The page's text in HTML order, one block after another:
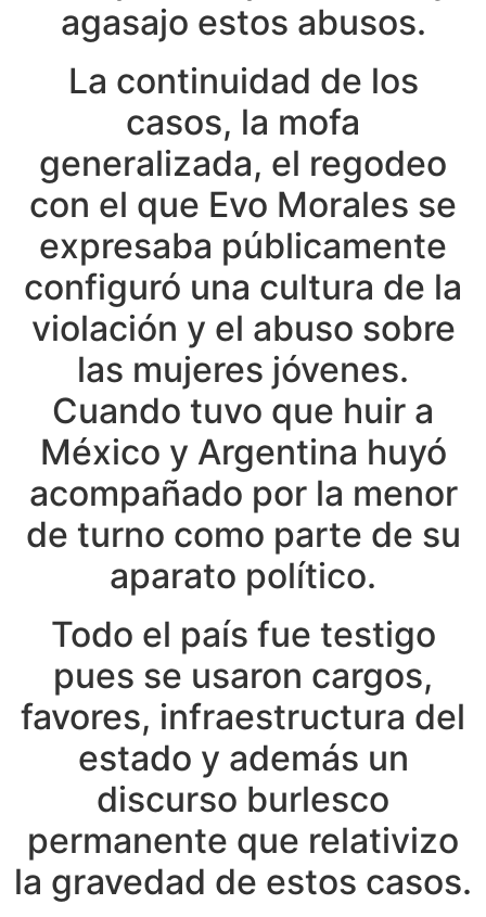
agasajo estos abusos.
La continuidad de los
casos, la mofa
generalizada, el regodeo
con el que Evo Morales se
expresaba públicamente
configuró una cultura de la
violación y el abuso sobre
las mujeres jóvenes.
Cuando tuvo que huir a
México y Argentina huyó
acompañado por la menor
de turno como parte de su
aparato político.
Todo el país fue testigo
pues se usaron cargos,
favores, infraestructura del
estado y además un
discurso burlesco
permanente que relativizo
la gravedad de estos casos.